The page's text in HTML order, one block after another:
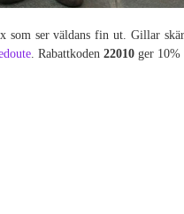
som ser väldans fin ut. Gillar
. Rabattkoden 22010 ger 10%